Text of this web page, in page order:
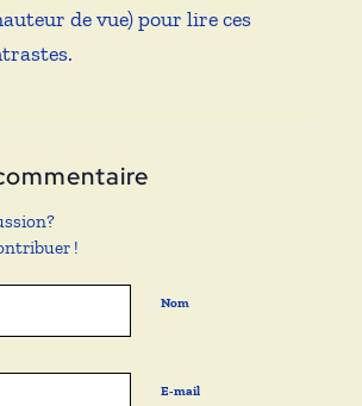
de vue) pour lire ces
!
Nom
E-mail